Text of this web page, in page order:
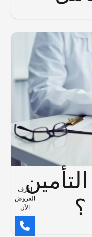
اعرف
العروض
الآن